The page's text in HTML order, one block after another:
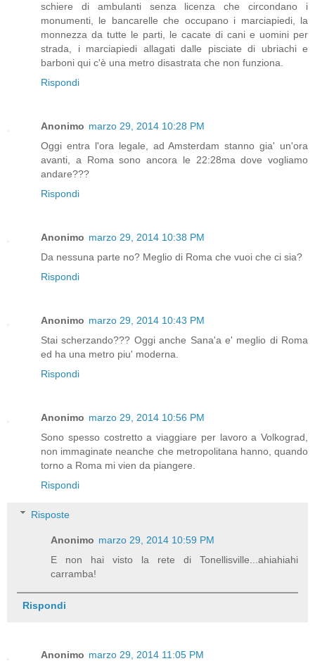
schiere di ambulanti senza licenza che circondano i
monumenti, le bancarelle che occupano i marciapiedi, la
monnezza da tutte le parti, le cacate di cani e uomini per
strada, i marciapiedi allagati dalle pisciate di ubriachi e
barboni qui c'è una metro disastrata che non funziona.
Rispondi
Anonimo marzo 29, 2014 10:28 PM
Oggi entra l'ora legale, ad Amsterdam stanno gia' un'ora
avanti, a Roma sono ancora le 22:28ma dove vogliamo
andare???
Rispondi
Anonimo marzo 29, 2014 10:38 PM
Da nessuna parte no? Meglio di Roma che vuoi che ci sia?
Rispondi
Anonimo marzo 29, 2014 10:43 PM
Stai scherzando??? Oggi anche Sana'a e' meglio di Roma
ed ha una metro piu' moderna.
Rispondi
Anonimo marzo 29, 2014 10:56 PM
Sono spesso costretto a viaggiare per lavoro a Volkograd,
non immaginate neanche che metropolitana hanno, quando
torno a Roma mi vien da piangere.
Rispondi
Risposte
Anonimo marzo 29, 2014 10:59 PM
E non hai visto la rete di Tonellisville...ahiahiahi
carramba!
Rispondi
Anonimo marzo 29, 2014 11:05 PM